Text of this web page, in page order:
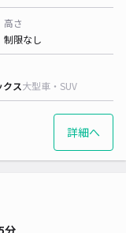
高さ
制限なし
クス大型車・SUV
詳細へ
分